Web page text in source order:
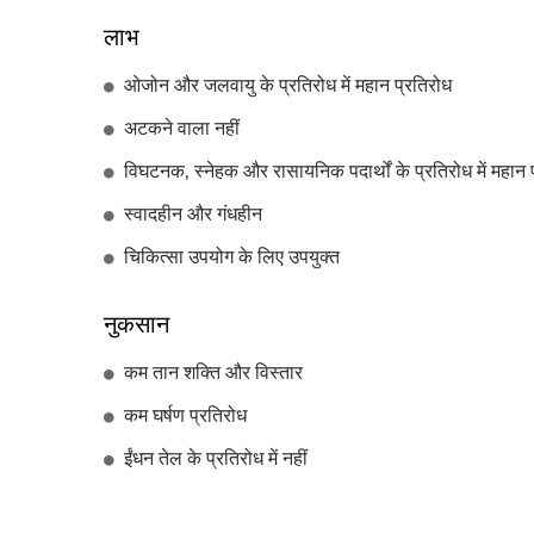
लाभ
ओजोन और जलवायु के प्रतिरोध में महान प्रतिरोध
अटकने वाला नहीं
विघटनक, स्नेहक और रासायनिक पदार्थों के प्रतिरोध में महान
स्वादहीन और गंधहीन
चिकित्सा उपयोग के लिए उपयुक्त
नुकसान
कम तान शक्ति और विस्तार
कम घर्षण प्रतिरोध
ईंधन तेल के प्रतिरोध में नहीं